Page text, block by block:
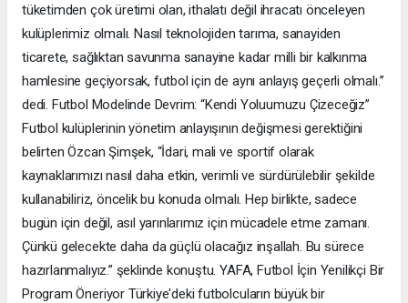
tüketimden çok üretimi olan, ithalatı değil ihracatı önceleyen
kulüplerimiz olmalı. Nasıl teknolojiden tarıma, sanayiden
ticarete, sağlıktan savunma sanayine kadar milli bir kalkınma
hamlesine geçiyorsak, futbol için de aynı anlayış geçerli olmalı.”
dedi. Futbol Modelinde Devrim: “Kendi Yoluumuzu Çizeceğiz”
Futbol kulüplerinin yönetim anlayışının değişmesi gerektiğini
belirten Özcan Şimşek, “İdari, mali ve sportif olarak
kaynaklarımızı nasıl daha etkin, verimli ve sürdürülebilir şekilde
kullanabiliriz, öncelik bu konuda olmalı. Hep birlikte, sadece
bugün için değil, asıl yarınlarımız için mücadele etme zamanı.
Çünkü gelecekte daha da güçlü olacağız inşallah. Bu sürece
hazırlanmalıyız.” şeklinde konuştu. YAFA, Futbol İçin Yenilikçi Bir
Program Öneriyor Türkiye'deki futbolcuların büyük bir